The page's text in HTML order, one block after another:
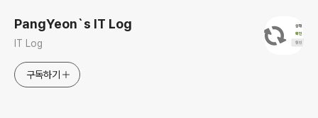
PangYeon`s IT Log
IT Log
구독하기